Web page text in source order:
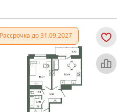
Рассрочка до 31.09.2027
Объект месяца